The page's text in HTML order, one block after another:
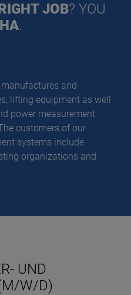
JOB? YOU
.
and
lifting equipment as well
power measurement
customers of our
systems include
organizations and
UND
W/D)